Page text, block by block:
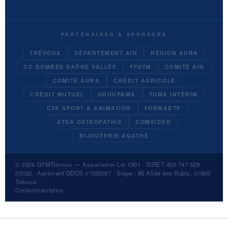
PARTENAIRES & SPONSORS
TRÉVOUX DÉPARTEMENT AIN
RÉGION AURA
CC DOMBES SAÔNE VALLÉE
FFGYM
COMITÉ AIN
COMITÉ AURA
CRÉDIT AGRICOLE
CRÉDIT MUTUEL
GROUPAMA
TOMA INTÉRIM
CFA SPORT & ANIMATION
FORMABTP
ATSA OSTÉOPATHIE
COMSIDER
BIJOUTERIE AGATHE
© 2026 GYMTrévoux — Association Loi 1901 · SIRET 420 747 529
00022 · Agrément DDCS n°022097 · Siège : 85 Allée des Rubis, 01600
Trévoux
ContactInscription